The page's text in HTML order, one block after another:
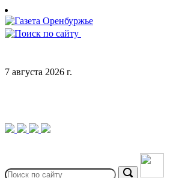
Skip
to
content
7 августа 2026 г.
for:
Search